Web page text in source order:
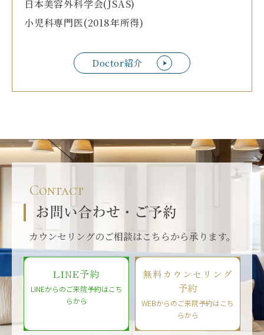
Doctor紹介
日本美容外科学会(JSAS)
小児科専門医(2018年所得)
Contact
お問い合わせ・ご予約
カウンセリングのご相談はこちらから承ります。
LINE予約
LINEからのご来院予約はこち
らから
無料カウンセリング
予約
WEBからのご来院予約はこち
らから